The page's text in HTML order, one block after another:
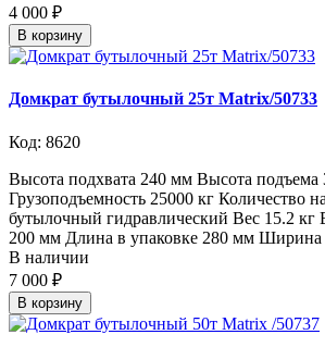
4 000 ₽
В корзину
Домкрат бутылочный 25т Matrix/50733
Код: 8620
Высота подхвата 240 мм Высота подъема
Грузоподъемность 25000 кг Количество
бутылочный гидравлический Вес 15.2 кг
200 мм Длина в упаковке 280 мм Ширина
В наличии
7 000 ₽
В корзину